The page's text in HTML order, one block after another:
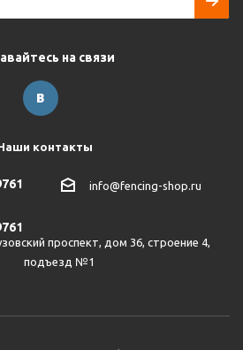
на связи
контакты
info@fencing-shop.ru
проспект, дом 36, строение 4,
подъезд №1